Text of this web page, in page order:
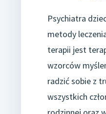
Psychiatra
metody
terapii jest
wzorców
radzić sobie z
wszystkich